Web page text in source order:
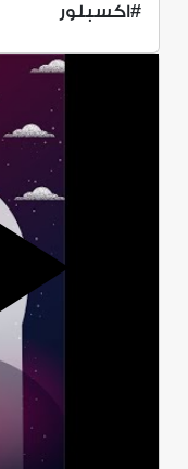
#اكسبلور